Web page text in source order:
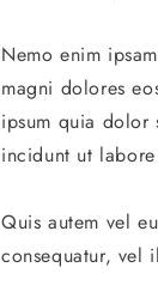
Nemo enim
magni dolores
ipsum quia dolor
incidunt ut
Quis autem vel
consequatur, vel